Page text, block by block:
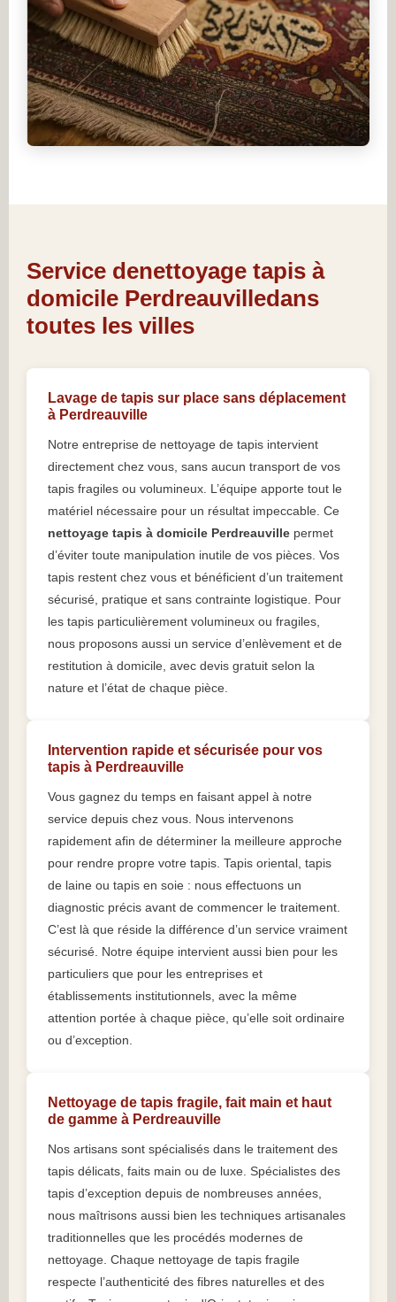
Service denettoyage tapis à
domicile Perdreauvilledans
toutes les villes
Lavage de tapis sur place sans déplacement
à Perdreauville
Notre entreprise de nettoyage de tapis intervient
directement chez vous, sans aucun transport de vos
tapis fragiles ou volumineux. L’équipe apporte tout le
matériel nécessaire pour un résultat impeccable. Ce
nettoyage tapis à domicile Perdreauville permet
d’éviter toute manipulation inutile de vos pièces. Vos
tapis restent chez vous et bénéficient d’un traitement
sécurisé, pratique et sans contrainte logistique. Pour
les tapis particulièrement volumineux ou fragiles,
nous proposons aussi un service d’enlèvement et de
restitution à domicile, avec devis gratuit selon la
nature et l’état de chaque pièce.
Intervention rapide et sécurisée pour vos
tapis à Perdreauville
Vous gagnez du temps en faisant appel à notre
service depuis chez vous. Nous intervenons
rapidement afin de déterminer la meilleure approche
pour rendre propre votre tapis. Tapis oriental, tapis
de laine ou tapis en soie : nous effectuons un
diagnostic précis avant de commencer le traitement.
C’est là que réside la différence d’un service vraiment
sécurisé. Notre équipe intervient aussi bien pour les
particuliers que pour les entreprises et
établissements institutionnels, avec la même
attention portée à chaque pièce, qu’elle soit ordinaire
ou d’exception.
Nettoyage de tapis fragile, fait main et haut
de gamme à Perdreauville
Nos artisans sont spécialisés dans le traitement des
tapis délicats, faits main ou de luxe. Spécialistes des
tapis d’exception depuis de nombreuses années,
nous maîtrisons aussi bien les techniques artisanales
traditionnelles que les procédés modernes de
nettoyage. Chaque nettoyage de tapis fragile
respecte l’authenticité des fibres naturelles et des